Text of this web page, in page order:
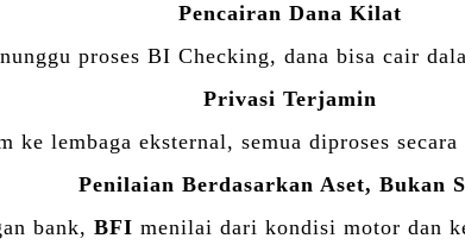
Pencairan Dana Kilat
proses BI Checking, dana bisa cair
Privasi Terjamin
ke lembaga eksternal, semua diproses
Penilaian Berdasarkan Aset, Bukan
bank, BFI menilai dari kondisi motor dan